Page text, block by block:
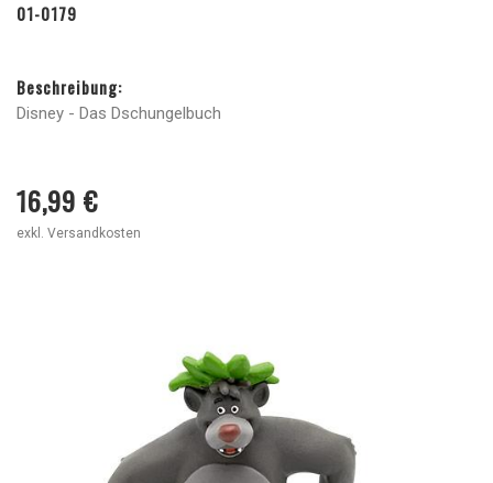
01-0179
Beschreibung:
Disney - Das Dschungelbuch
16,99 €
exkl. Versandkosten